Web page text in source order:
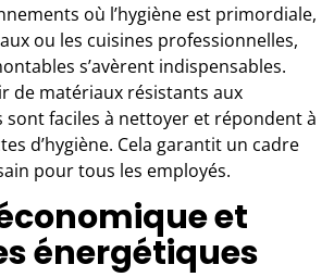
où l’hygiène est primordiale,
ou les cuisines professionnelles,
s’avèrent indispensables.
de matériaux résistants aux
sont faciles à nettoyer et répondent à
d’hygiène. Cela garantit un cadre
pour tous les employés.
et
énergétiques